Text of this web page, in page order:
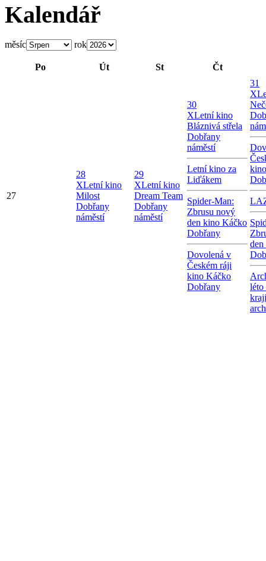
Kalendář
měsíc rok
Po Út St Čt
27
28
XLetní kino
Milost
Dobřany
náměstí
29
XLetní kino
Dream Team
Dobřany
náměstí
30
XLetní kino
Bláznivá střela
Dobřany
náměstí
Letní kino za
Liďákem
Spider-Man:
Zbrusu nový
den kino Káčko
Dobřany
Dovolená v
Českém ráji
kino Káčko
Dobřany
31
X
léto